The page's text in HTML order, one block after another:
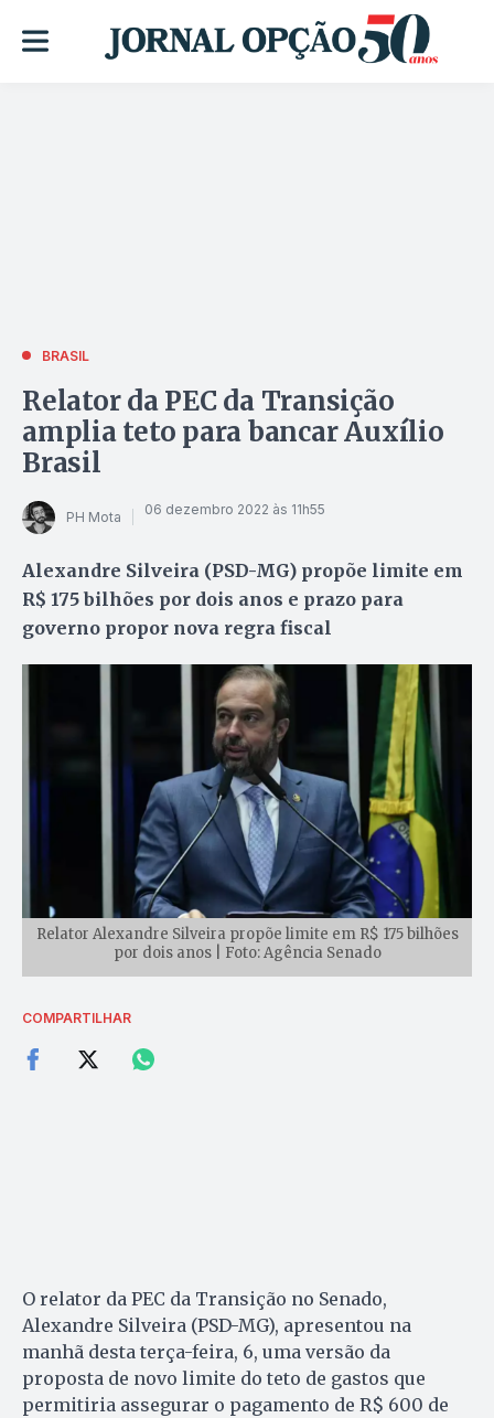
BRASIL
Relator da PEC da Transição
amplia teto para bancar Auxílio
Brasil
PH Mota 06 dezembro 2022 às 11h55
Alexandre Silveira (PSD-MG) propõe limite em
R$ 175 bilhões por dois anos e prazo para
governo propor nova regra fiscal
Relator Alexandre Silveira propõe limite em R$ 175 bilhões
por dois anos | Foto: Agência Senado
COMPARTILHAR
O relator da PEC da Transição no Senado,
Alexandre Silveira (PSD-MG), apresentou na
manhã desta terça-feira, 6, uma versão da
proposta de novo limite do teto de gastos que
permitiria assegurar o pagamento de R$ 600 de